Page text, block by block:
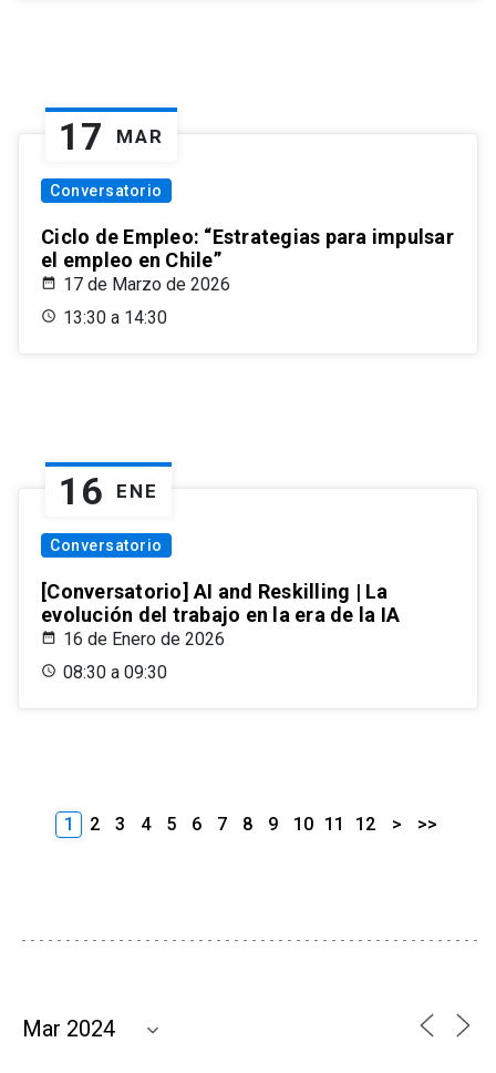
17 MAR
Conversatorio
Ciclo de Empleo: “Estrategias para impulsar
el empleo en Chile”
17 de Marzo de 2026
13:30 a 14:30
16 ENE
Conversatorio
[Conversatorio] AI and Reskilling | La
evolución del trabajo en la era de la IA
16 de Enero de 2026
08:30 a 09:30
1 2 3 4 5 6 7 8 9 10 11 12 > >>